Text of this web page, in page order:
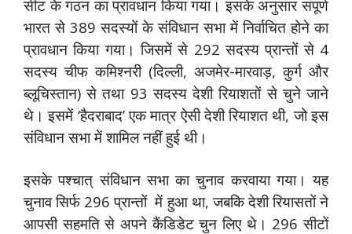
सीट के गठन का प्रावधान किया गया। इसके अनुसार संपूर्ण
भारत से 389 सदस्यों के संविधान सभा में निर्वाचित होने का
प्रावधान किया गया। जिसमें से 292 सदस्य प्रान्तों से 4
सदस्य चीफ कमिश्नरी (दिल्ली, अजमेर-मारवाड़, कुर्ग और
ब्लूचिस्तान) से तथा 93 सदस्य देशी रियाशतों से चुने जाने
थे। इसमें ‘हैदराबाद’ एक मात्र ऐसी देशी रियाशत थी, जो इस
संविधान सभा में शामिल नहीं हुई थी।
इसके पश्चात् संविधान सभा का चुनाव करवाया गया। यह
चुनाव सिर्फ 296 प्रान्तों में हुआ था, जबकि देशी रियासतों ने
आपसी सहमति से अपने कैंडिडेट चुन लिए थे। 296 सीटों